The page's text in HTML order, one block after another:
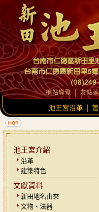
網站導覽 友站
池王宮沿革
池王宮介紹
沿革
建築特色
文獻資料
新田地名由來
文物、法器